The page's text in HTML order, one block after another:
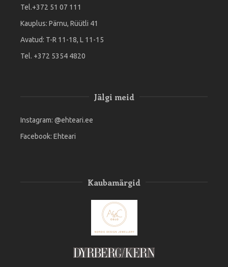
Tel.+372 51 07 111
Kauplus: Pärnu, Rüütli 41
Avatud: T-R 11-18, L 11-15
Tel. +372 5354 4820
Jälgi meid
Instagram: @ehteari.ee
Facebook: Ehteari
Kaubamärgid